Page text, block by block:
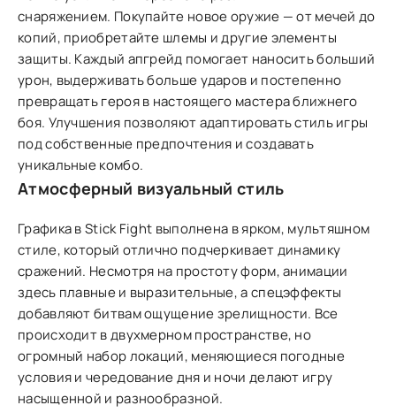
снаряжением. Покупайте новое оружие — от мечей до
копий, приобретайте шлемы и другие элементы
защиты. Каждый апгрейд помогает наносить больший
урон, выдерживать больше ударов и постепенно
превращать героя в настоящего мастера ближнего
боя. Улучшения позволяют адаптировать стиль игры
под собственные предпочтения и создавать
уникальные комбо.
Атмосферный визуальный стиль
Графика в Stick Fight выполнена в ярком, мультяшном
стиле, который отлично подчеркивает динамику
сражений. Несмотря на простоту форм, анимации
здесь плавные и выразительные, а спецэффекты
добавляют битвам ощущение зрелищности. Все
происходит в двухмерном пространстве, но
огромный набор локаций, меняющиеся погодные
условия и чередование дня и ночи делают игру
насыщенной и разнообразной.